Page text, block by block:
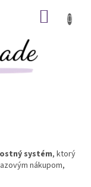
systém, ktorý
nákupom,